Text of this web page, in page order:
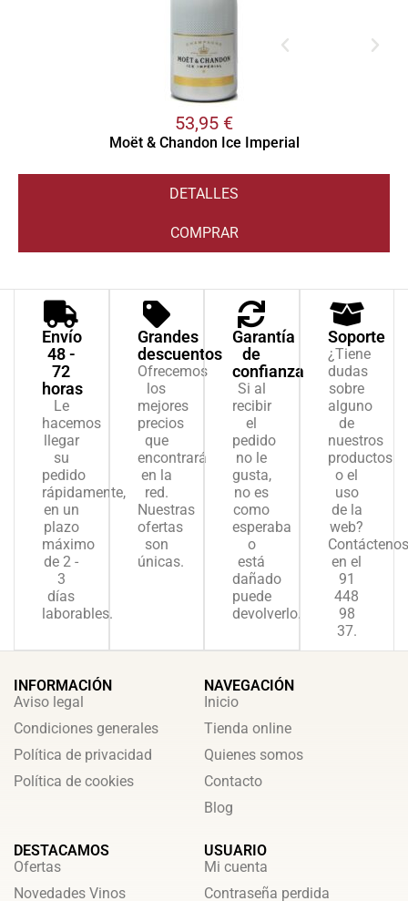
53,95 €
Moët & Chandon Ice Imperial
DETALLES
COMPRAR
Envío
48 -
72
horas
Le
hacemos
llegar
su
pedido
rápidamente,
en un
plazo
máximo
de 2 -
3
días
laborables.
Grandes
descuentos
Ofrecemos
los
mejores
precios
que
encontrará
en la
red.
Nuestras
ofertas
son
únicas.
Garantía
de
confianza
Si al
recibir
el
pedido
no le
gusta,
no es
como
esperaba
o
está
dañado
puede
devolverlo.
Soporte
¿Tiene
dudas
sobre
alguno
de
nuestros
productos
o el
uso
de la
web?
Contáctenos
en el
91
448
98
37.
INFORMACIÓN
Aviso legal
Condiciones generales
Política de privacidad
Política de cookies
NAVEGACIÓN
Inicio
Tienda online
Quienes somos
Contacto
Blog
DESTACAMOS
Ofertas
Novedades Vinos
USUARIO
Mi cuenta
Contraseña perdida